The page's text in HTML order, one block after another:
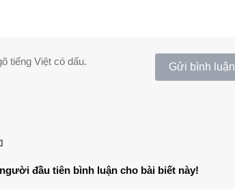
tiếng Việt có dấu. Gửi bình luận
đầu tiên bình luận cho bài biết này!